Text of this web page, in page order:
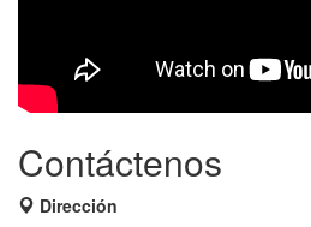
Contáctenos
Dirección